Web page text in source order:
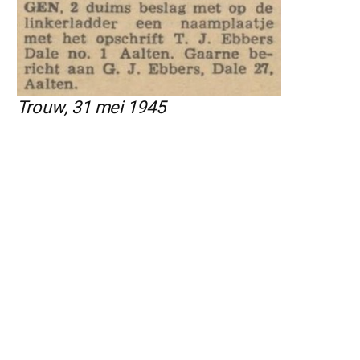
Trouw, 31 mei 1945